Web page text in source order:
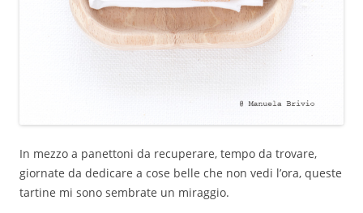
In mezzo a panettoni da recuperare, tempo da trovare,
giornate da dedicare a cose belle che non vedi l’ora, queste
tartine mi sono sembrate un miraggio.